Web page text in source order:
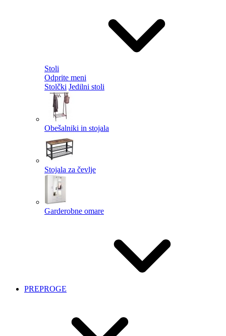
Stoli
Odprite meni
Stolčki Jedilni stoli
Obešalniki in stojala
Stojala za čevlje
Garderobne omare
PREPROGE